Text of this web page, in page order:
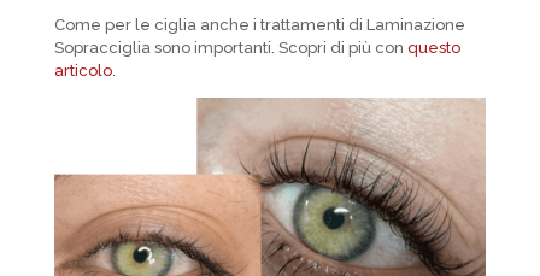
Come per le ciglia anche i trattamenti di Laminazione
Sopracciglia sono importanti. Scopri di più con questo
articolo.